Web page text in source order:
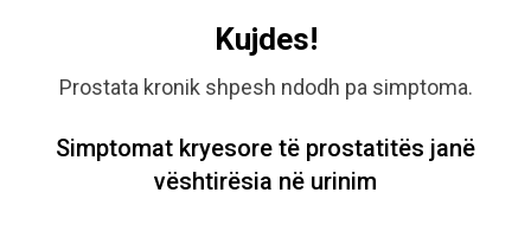
Kujdes!
Prostata kronik shpesh ndodh pa simptoma.
Simptomat kryesore të prostatitës janë
vështirësia në urinim